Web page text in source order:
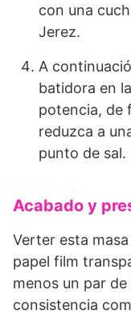
con una
Jerez.
A
batidora en
potencia, de
reduzca a
punto de sal.
Acabado y
Verter esta
papel film
menos un par
consistencia